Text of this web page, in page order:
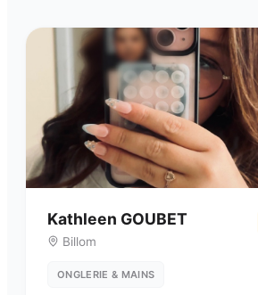
Kathleen GOUBET
Billom
ONGLERIE & MAINS